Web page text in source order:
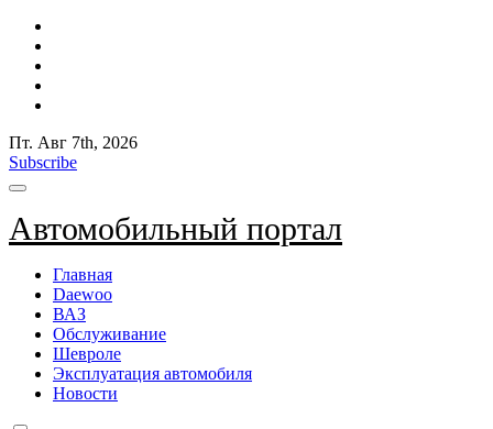
Пт. Авг 7th, 2026
Subscribe
Автомобильный портал
Главная
Daewoo
ВАЗ
Обслуживание
Шевроле
Эксплуатация автомобиля
Новости